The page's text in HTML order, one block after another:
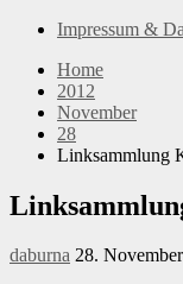
Impressum &
Home
2012
November
28
Linksammlung
daburna 28.